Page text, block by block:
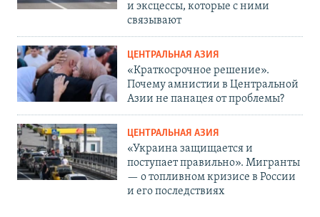
и эксцессы, которые с ними
связывают
ЦЕНТРАЛЬНАЯ АЗИЯ
«Краткосрочное решение».
Почему амнистии в Центральной
Азии не панацея от проблемы?
ЦЕНТРАЛЬНАЯ АЗИЯ
«Украина защищается и
поступает правильно». Мигранты
— о топливном кризисе в России
и его последствиях